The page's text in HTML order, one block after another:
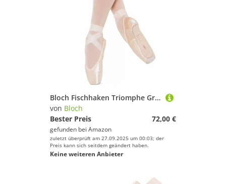
Bloch Fischhaken Triomphe Gr. 4 C, 1 Stk., Nadelspitze, pink, Satin
von Bloch
Bester Preis
72,00 €
gefunden bei Amazon
zuletzt überprüft am 27.09.2025 um 00:03; der
Preis kann sich seitdem geändert haben.
Keine weiteren Anbieter